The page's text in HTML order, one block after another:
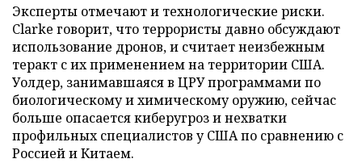
Эксперты отмечают и технологические риски.
Clarke говорит, что террористы давно обсуждают
использование дронов, и считает неизбежным
теракт с их применением на территории США.
Уолдер, занимавшаяся в ЦРУ программами по
биологическому и химическому оружию, сейчас
больше опасается киберугроз и нехватки
профильных специалистов у США по сравнению с
Россией и Китаем.